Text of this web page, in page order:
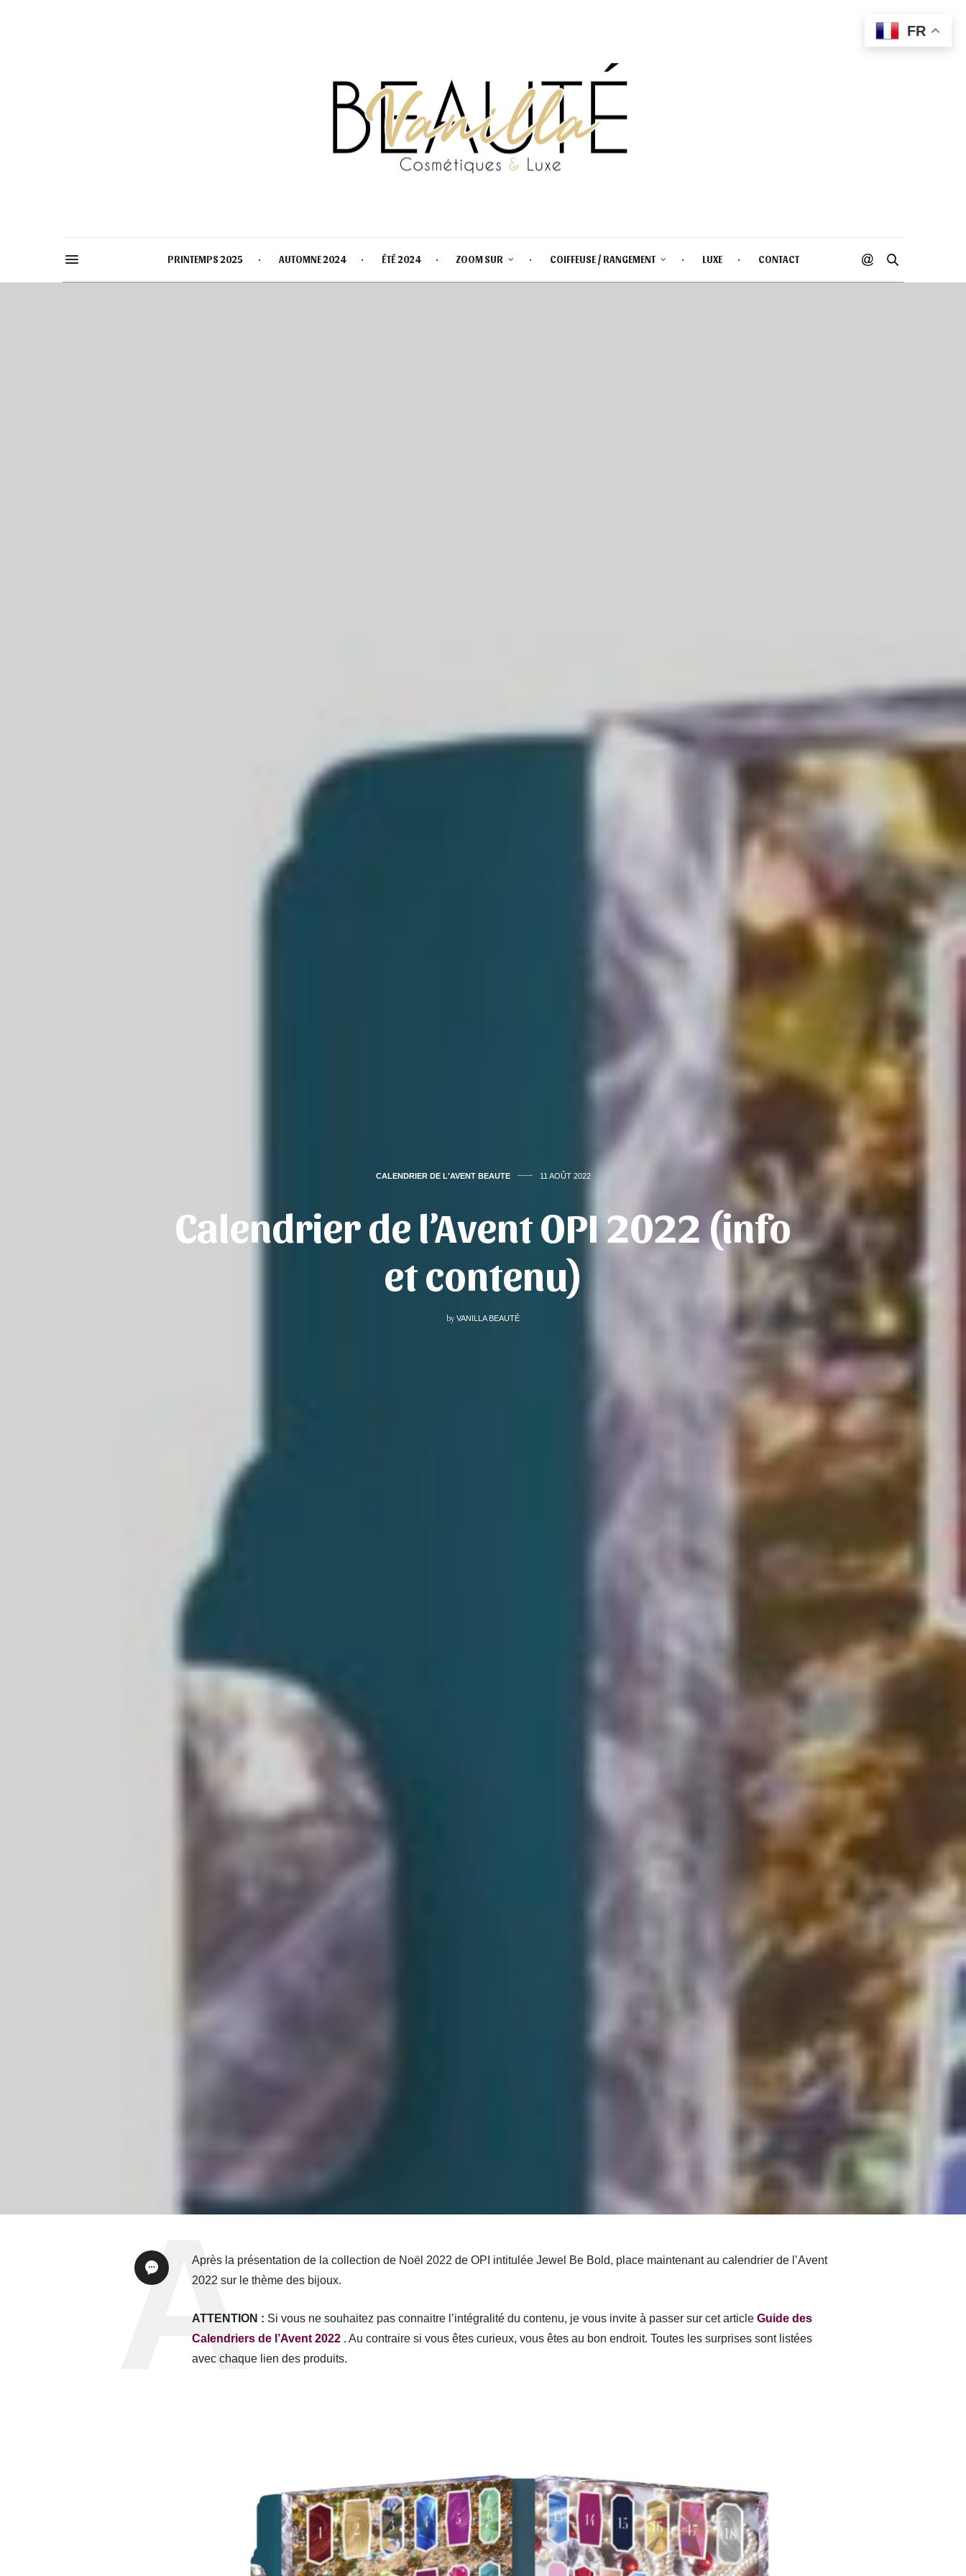
PRINTEMPS 2025 AUTOMNE 2024 ÉTÉ 2024 ZOOM SUR COIFFEUSE / RANGEMENT LUXE CONTACT
CALENDRIER DE L'AVENT BEAUTE 11 AOÛT 2022
Calendrier de l’Avent OPI 2022 (info
et contenu)
by VANILLA BEAUTÉ
Après la présentation de la collection de Noël 2022 de OPI intitulée Jewel Be Bold, place maintenant au calendrier de l’Avent
2022 sur le thème des bijoux.
ATTENTION : Si vous ne souhaitez pas connaitre l’intégralité du contenu, je vous invite à passer sur cet article Guide des
Calendriers de l’Avent 2022 . Au contraire si vous êtes curieux, vous êtes au bon endroit. Toutes les surprises sont listées
avec chaque lien des produits.
FR